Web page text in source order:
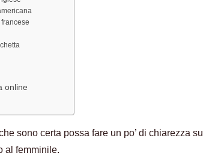
online
sono certa possa fare un po’ di chiarezza
al femminile.